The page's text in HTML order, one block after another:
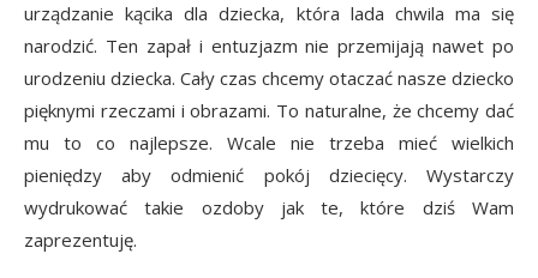
urządzanie kącika dla dziecka, która lada chwila ma się
narodzić. Ten zapał i entuzjazm nie przemijają nawet po
urodzeniu dziecka. Cały czas chcemy otaczać nasze dziecko
pięknymi rzeczami i obrazami. To naturalne, że chcemy dać
mu to co najlepsze. Wcale nie trzeba mieć wielkich
pieniędzy aby odmienić pokój dziecięcy. Wystarczy
wydrukować takie ozdoby jak te, które dziś Wam
zaprezentuję.